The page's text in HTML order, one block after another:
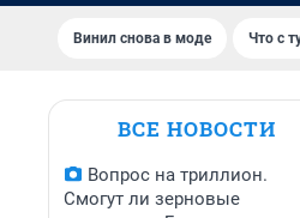
Винил снова в моде Что с
ВСЕ НОВОСТИ
Вопрос на триллион.
Смогут ли зерновые